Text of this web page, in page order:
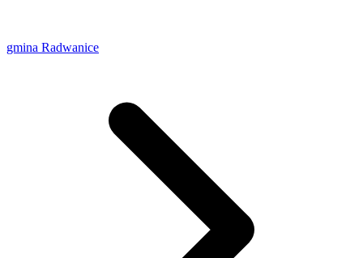
gmina Radwanice